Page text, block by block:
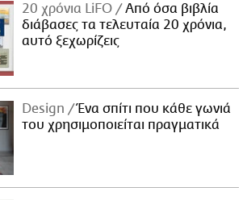
20 χρόνια LiFO
Από όσα βιβλία
διάβασες τα τελευταία 20 χρόνια,
αυτό ξεχωρίζεις
Design
Ένα σπίτι που κάθε γωνιά
του χρησιμοποιείται πραγματικά